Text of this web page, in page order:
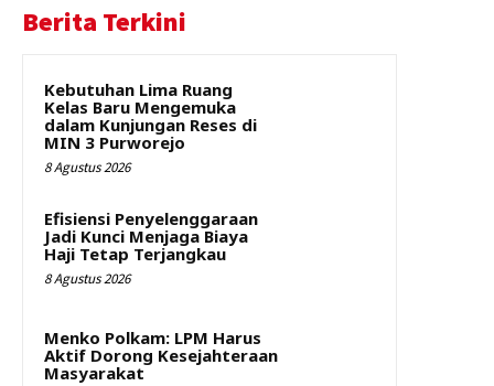
Berita Terkini
Kebutuhan Lima Ruang
Kelas Baru Mengemuka
dalam Kunjungan Reses di
MIN 3 Purworejo
8 Agustus 2026
Efisiensi Penyelenggaraan
Jadi Kunci Menjaga Biaya
Haji Tetap Terjangkau
8 Agustus 2026
Menko Polkam: LPM Harus
Aktif Dorong Kesejahteraan
Masyarakat